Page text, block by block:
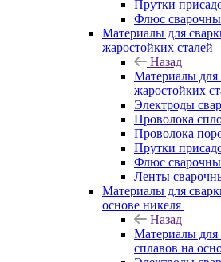
Прутки
Флюс
Материалы для
жаростойких сталей
Назад
Материалы
жаростойких
Электроды
Проволока
Проволока
Прутки
Флюс
Ленты
Материалы для
основе никеля
Назад
Материалы для
сплавов на